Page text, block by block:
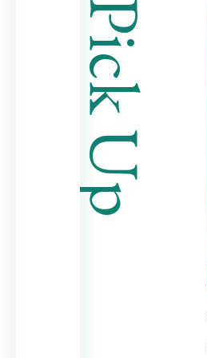
Pick Up